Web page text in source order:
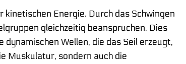
Energie. Durch das Schwingen
gleichzeitig beanspruchen. Dies
Wellen, die das Seil erzeugt,
Muskulatur, sondern auch die